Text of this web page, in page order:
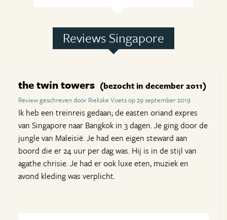
Reviews Singapore
the twin towers (bezocht in december 2011)
Review geschreven door Riekske Voets op 29 september 2019
Ik heb een treinreis gedaan; de easten oriand expres
van Singapore naar Bangkok in 3 dagen. Je ging door de
jungle van Maleisië. Je had een eigen steward aan
boord die er 24 uur per dag was. Hij is in de stijl van
agathe chrisie. Je had er ook luxe eten, muziek en
avond kleding was verplicht.